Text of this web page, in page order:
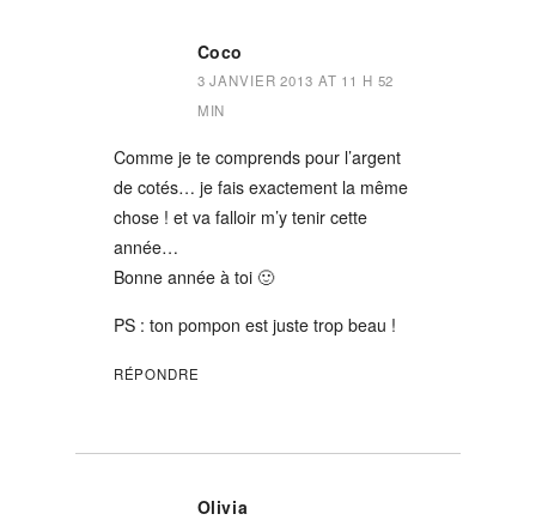
Coco
3 JANVIER 2013 AT 11 H 52
MIN
Comme je te comprends pour l’argent
de cotés… je fais exactement la même
chose ! et va falloir m’y tenir cette
année…
Bonne année à toi 🙂
PS : ton pompon est juste trop beau !
RÉPONDRE
Olivia